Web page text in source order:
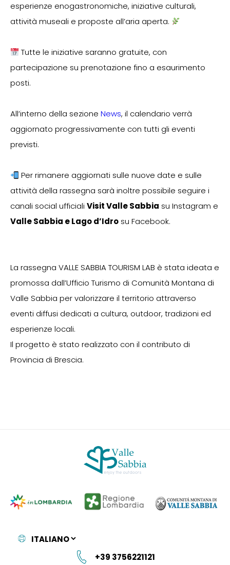
esperienze enogastronomiche, iniziative culturali,
attività museali e proposte all’aria aperta.
Tutte le iniziative saranno gratuite, con
partecipazione su prenotazione fino a esaurimento
posti.
All’interno della sezione News, il calendario verrà
aggiornato progressivamente con tutti gli eventi
previsti.
Per rimanere aggiornati sulle nuove date e sulle
attività della rassegna sarà inoltre possibile seguire i
canali social ufficiali Visit Valle Sabbia su Instagram e
Valle Sabbia e Lago d’Idro su Facebook.
La rassegna VALLE SABBIA TOURISM LAB è stata ideata e
promossa dall’Ufficio Turismo di Comunità Montana di
Valle Sabbia per valorizzare il territorio attraverso
eventi diffusi dedicati a cultura, outdoor, tradizioni ed
esperienze locali.
Il progetto è stato realizzato con il contributo di
Provincia di Brescia.
+39 3756221121